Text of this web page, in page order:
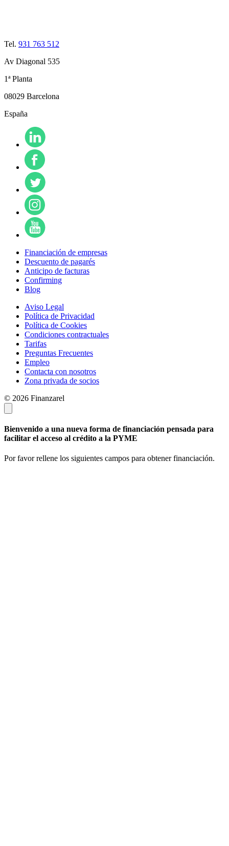
Tel. 931 763 512
Av Diagonal 535
1ª Planta
08029 Barcelona
España
Financiación de empresas
Descuento de pagarés
Anticipo de facturas
Confirming
Blog
Aviso Legal
Política de Privacidad
Política de Cookies
Condiciones contractuales
Tarifas
Preguntas Frecuentes
Empleo
Contacta con nosotros
Zona privada de socios
© 2026 Finanzarel
Bienvenido a una nueva forma de financiación pensada para
facilitar el acceso al crédito a la PYME
Por favor rellene los siguientes campos para obtener financiación.